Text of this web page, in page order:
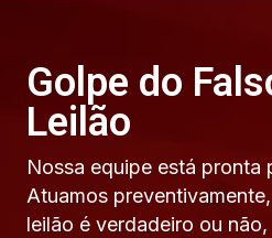
Golpe do
Leilão
Nossa equipe está pronta
Atuamos
leilão é verdadeiro ou